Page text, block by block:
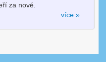
za nové.
více »